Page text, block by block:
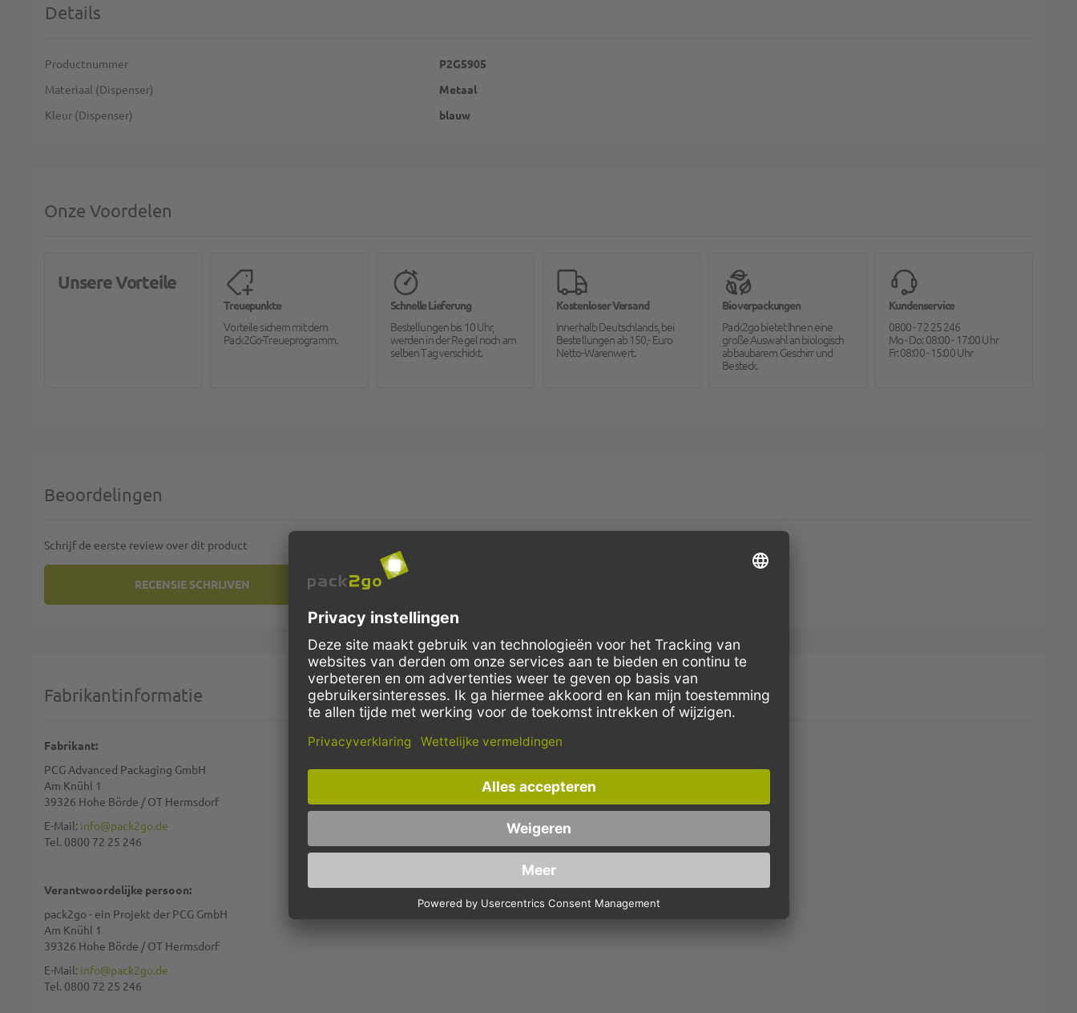
Details
Meer informatie
Productnummer
P2G5905
Materiaal (Dispenser)
Metaal
Kleur (Dispenser)
blauw
Onze Voordelen
Unsere Vorteile
Treuepunkte
Vorteile sichern mit dem
Pack2Go-Treueprogramm.
Schnelle Lieferung
Bestellungen bis 10 Uhr,
werden in der Regel noch am
selben Tag verschickt.
Kostenloser Versand
Innerhalb Deutschlands, bei
Bestellungen ab 150,- Euro
Netto-Warenwert.
Bioverpackungen
Pack2go bietet Ihnen eine
große Auswahl an biologisch
abbaubarem Geschirr und
Besteck.
Kundenservice
0800 - 72 25 246
Mo - Do: 08:00 - 17:00 Uhr
Fr: 08:00 - 15:00 Uhr
Beoordelingen
Schrijf de eerste review over dit product
RECENSIE SCHRIJVEN
AFROLLER VOOR POETSROLLEN, STEVIGE WANDHOUDER, BLAUW METAAL
Samenvatting:
Waardering:
Fabrikantinformatie
Fabrikant:
PCG Advanced Packaging GmbH
Am Knühl 1
39326 Hohe Börde / OT Hermsdorf
E-Mail: info@pack2go.de
Tel. 0800 72 25 246
Verantwoordelijke persoon:
pack2go - ein Projekt der PCG GmbH
Am Knühl 1
39326 Hohe Börde / OT Hermsdorf
E-Mail: info@pack2go.de
Tel. 0800 72 25 246